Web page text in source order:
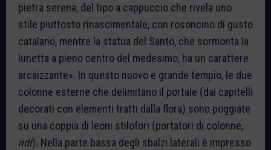
pietra serena, del tipo a cappuccio che rivela uno
stile piuttosto rinascimentale, con rosoncino di gusto
catalano, mentre la statua del Santo, che sormonta la
lunetta a pieno centro del medesimo, ha un carattere
arcaizzante». In questo nuovo e grande tempio, le due
colonne esterne che delimitano il portale (dai capitelli
decorati con elementi tratti dalla flora) sono poggiate
su una coppia di leoni stilofori (portatori di colonne,
ndr). Nella parte bassa degli sbalzi laterali è impresso